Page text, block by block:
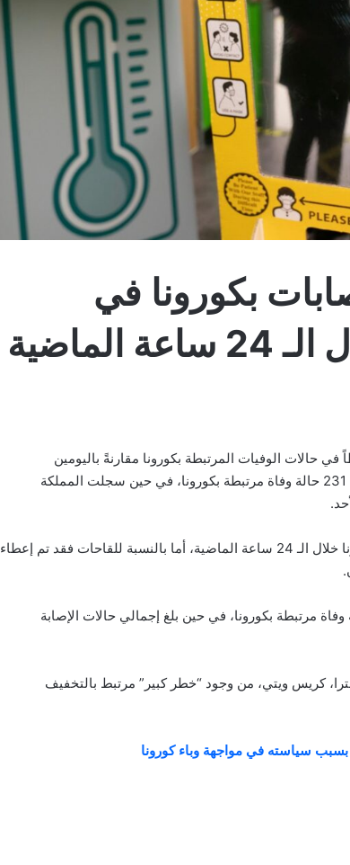
بكورونا في
حالات الوفيات المرتبطة بكورونا مقارنةً باليومين
الماضيين، حيث أبلغ المسؤولون الطبيون في البلاد عن 231 حالة وفاة مرتبطة بكورونا، في حين سجلت المملكة
كما سجلت المملكة المتحدة 5766 إصابة جديدة بكورونا خلال الـ 24 ساعة الماضية، أما بالنسبة للقاحات فقد تم إعطاء
الوباء سجلت المملكة المتحدة 124,797 حالة وفاة مرتبطة بكورونا، في حين بلغ إجمالي حالات الإصابة
كريس ويتي، من وجود “خطر كبير” مرتبط بالتخفيف